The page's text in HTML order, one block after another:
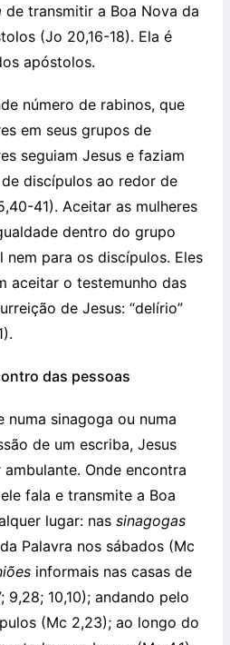
de transmitir a Boa Nova da
(Jo 20,16-18). Ela é
apóstolos.
número de rabinos, que
em seus grupos de
seguiam Jesus e faziam
discípulos ao redor de
41). Aceitar as mulheres
dentro do grupo
para os discípulos. Eles
aceitar o testemunho das
de Jesus: “delírio”
das pessoas
numa sinagoga ou numa
de um escriba, Jesus
Onde encontra
fala e transmite a Boa
lugar: nas sinagogas
Palavra nos sábados (Mc
informais nas casas de
9,28; 10,10); andando pelo
(Mc 2,23); ao longo do